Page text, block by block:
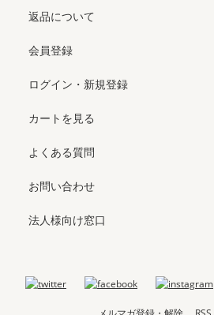
返品について
会員登録
ログイン・新規登録
カートを見る
よくある質問
お問い合わせ
法人様向け窓口